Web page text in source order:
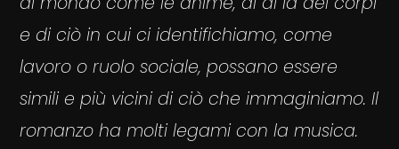
e di ciò in cui ci identifichiamo, come
lavoro o ruolo sociale, possano essere
simili e più vicini di ciò che immaginiamo. Il
romanzo ha molti legami con la musica.